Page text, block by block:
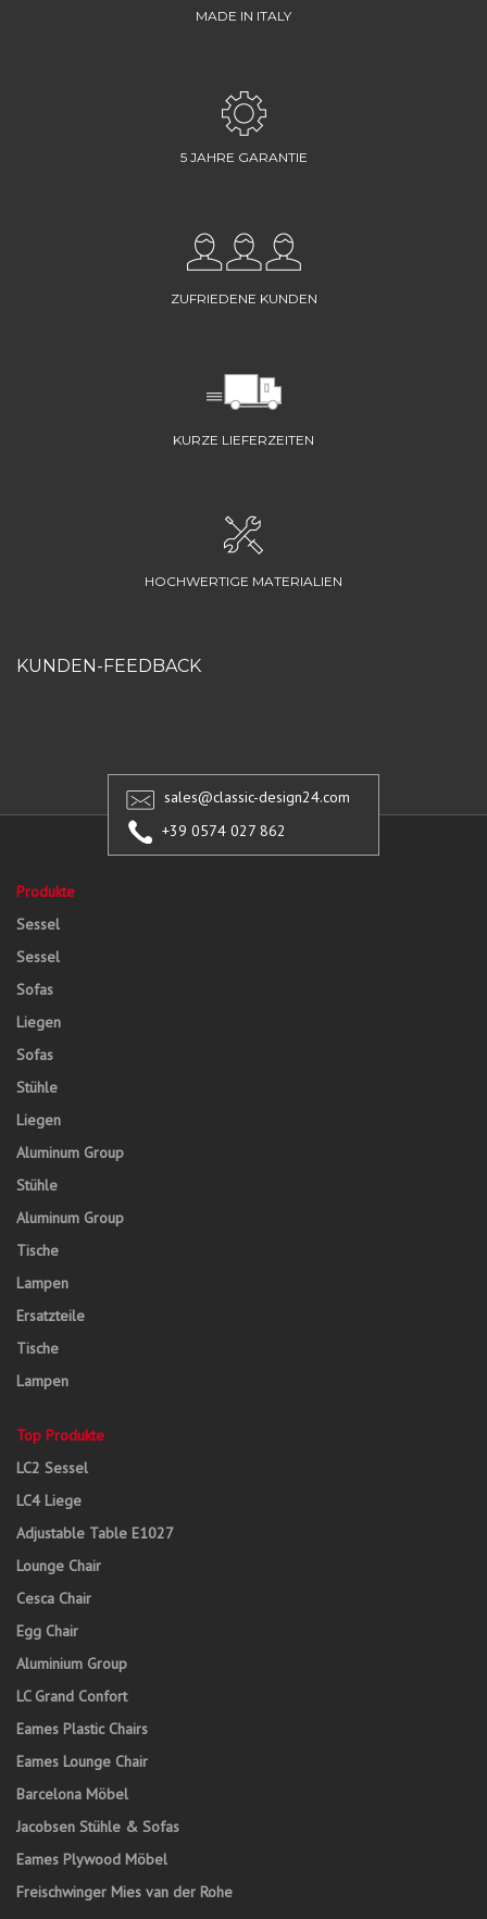
MADE IN ITALY
5 JAHRE GARANTIE
ZUFRIEDENE KUNDEN
KURZE LIEFERZEITEN
HOCHWERTIGE MATERIALIEN
KUNDEN-FEEDBACK
sales@classic-design24.com
+39 0574 027 862
Produkte
Sessel
Sessel
Sofas
Liegen
Sofas
Stühle
Liegen
Aluminum Group
Stühle
Aluminum Group
Tische
Lampen
Ersatzteile
Tische
Lampen
Top Produkte
LC2 Sessel
LC4 Liege
Adjustable Table E1027
Lounge Chair
Cesca Chair
Egg Chair
Aluminium Group
LC Grand Confort
Eames Plastic Chairs
Eames Lounge Chair
Barcelona Möbel
Jacobsen Stühle & Sofas
Eames Plywood Möbel
Freischwinger Mies van der Rohe